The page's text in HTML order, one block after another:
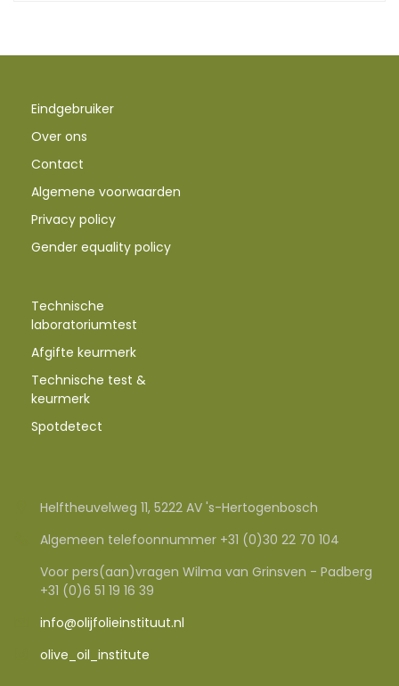
Eindgebruiker
Over ons
Contact
Algemene voorwaarden
Privacy policy
Gender equality policy
Technische
laboratoriumtest
Afgifte keurmerk
Technische test &
keurmerk
Spotdetect
Helftheuvelweg 11, 5222 AV 's-Hertogenbosch
Algemeen telefoonnummer +31 (0)30 22 70 104
Voor pers(aan)vragen Wilma van Grinsven - Padberg
+31 (0)6 51 19 16 39
info@olijfolieinstituut.nl
olive_oil_institute